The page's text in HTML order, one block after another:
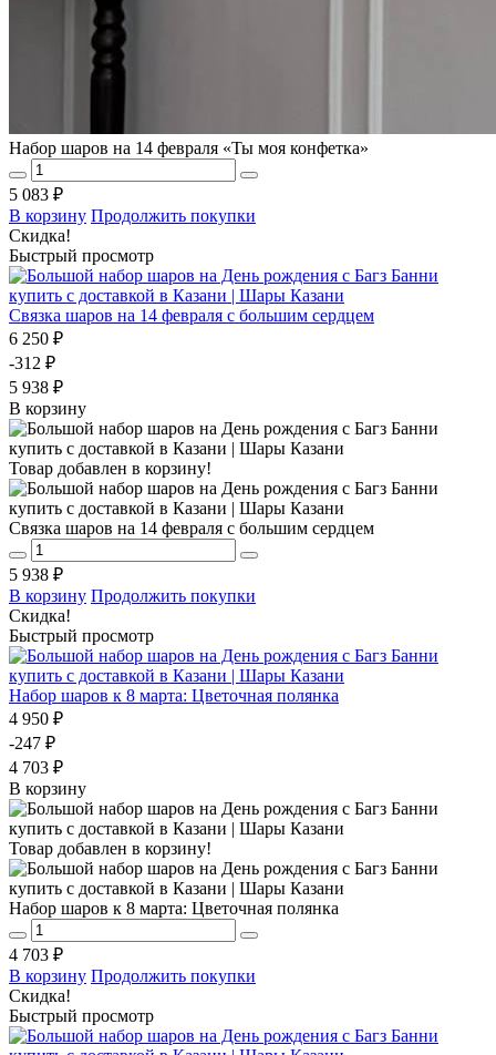
Набор шаров на 14 февраля «Ты моя конфетка»
5 083 ₽
В корзину Продолжить покупки
Скидка!
Быстрый просмотр
Связка шаров на 14 февраля с большим сердцем
6 250 ₽
-312 ₽
5 938 ₽
В корзину
Товар добавлен в корзину!
Связка шаров на 14 февраля с большим сердцем
5 938 ₽
В корзину Продолжить покупки
Скидка!
Быстрый просмотр
Набор шаров к 8 марта: Цветочная полянка
4 950 ₽
-247 ₽
4 703 ₽
В корзину
Товар добавлен в корзину!
Набор шаров к 8 марта: Цветочная полянка
4 703 ₽
В корзину Продолжить покупки
Скидка!
Быстрый просмотр